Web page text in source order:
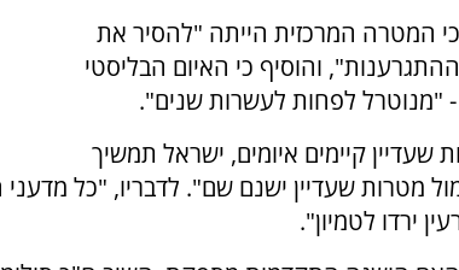
כי המטרה המרכזית הייתה "להסיר את
והוסיף כי האיום הבליסטי
"מנוטרל לפחות לעשרות שנים".
שעדיין קיימים איומים, ישראל תמשיך
מטרות שעדיין ישנם שם". לדבריו, "כל מדעני
ירדו לטמיון".